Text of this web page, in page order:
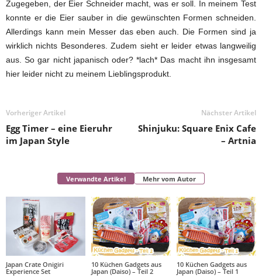
Zugegeben, der Eier Schneider macht, was er soll. In meinem Test
konnte er die Eier sauber in die gewünschten Formen schneiden.
Allerdings kann mein Messer das eben auch. Die Formen sind ja
wirklich nichts Besonderes. Zudem sieht er leider etwas langweilig
aus. So gar nicht japanisch oder? *lach* Das macht ihn insgesamt
hier leider nicht zu meinem Lieblingsprodukt.
Vorheriger Artikel
Egg Timer – eine Eieruhr
im Japan Style
Nächster Artikel
Shinjuku: Square Enix Cafe
– Artnia
Verwandte Artikel Mehr vom Autor
Japan Crate Onigiri
Experience Set
10 Küchen Gadgets aus
Japan (Daiso) – Teil 2
10 Küchen Gadgets aus
Japan (Daiso) – Teil 1